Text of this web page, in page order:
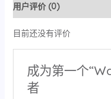
用户评价 (0)
目前还没有评价
成为第一个
者